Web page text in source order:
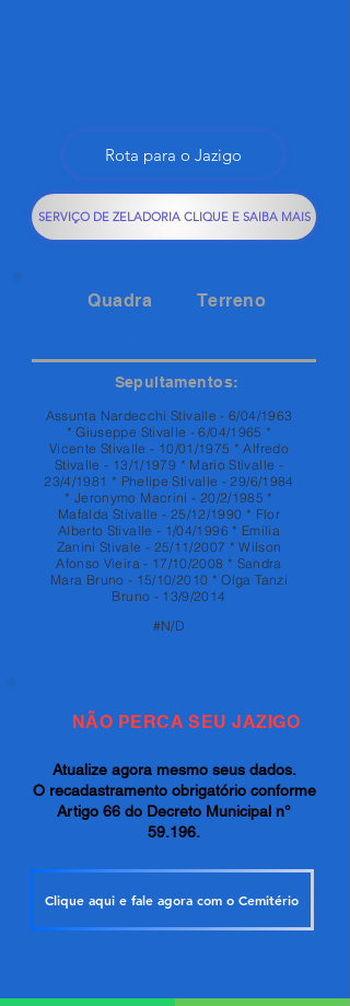
Rota para o Jazigo
SERVIÇO DE ZELADORIA CLIQUE E SAIBA MAIS
Quadra Terreno
Sepultamentos:
Assunta Nardecchi Stivalle - 6/04/1963
* Giuseppe Stivalle - 6/04/1965 *
Vicente Stivalle - 10/01/1975 * Alfredo
Stivalle - 13/1/1979 * Mario Stivalle -
23/4/1981 * Phelipe Stivalle - 29/6/1984
* Jeronymo Macrini - 20/2/1985 *
Mafalda Stivalle - 25/12/1990 * Flor
Alberto Stivalle - 1/04/1996 * Emilia
Zanini Stivale - 25/11/2007 * Wilson
Afonso Vieira - 17/10/2008 * Sandra
Mara Bruno - 15/10/2010 * Olga Tanzi
Bruno - 13/9/2014
#N/D
NÃO PERCA SEU JAZIGO
Atualize agora mesmo seus dados.
O recadastramento obrigatório conforme
Artigo 66 do Decreto Municipal n°
59.196.
Clique aqui e fale agora com o Cemitério